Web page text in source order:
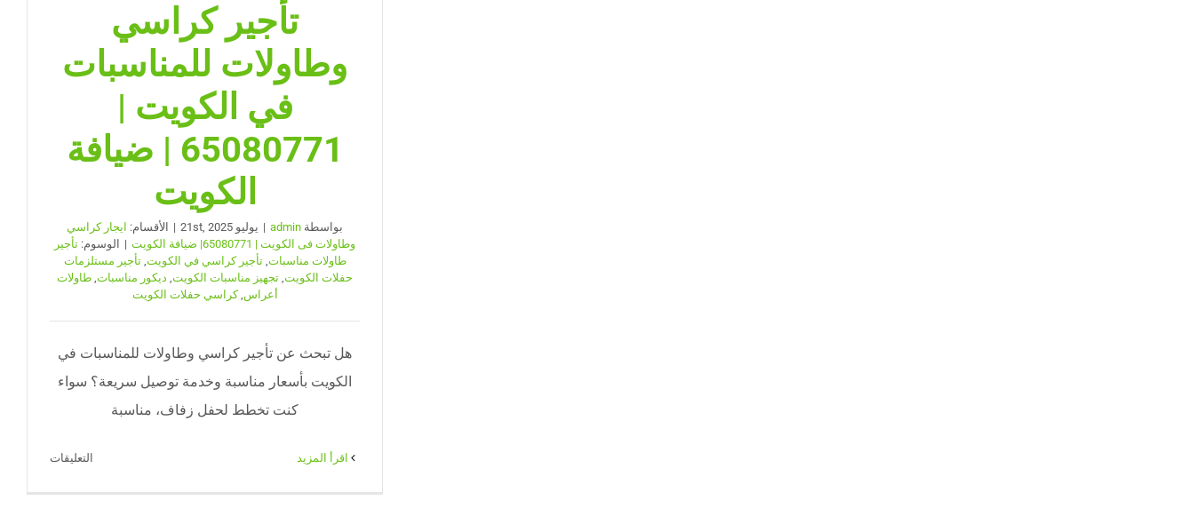
تأجير كراسي
وطاولات للمناسبات
في الكويت |
65080771 | ضيافة
الكويت
بواسطة admin
| يوليو 21st, 2025 | الأقسام: ايجار كراسي
وطاولات فى الكويت | 65080771| ضيافة الكويت
| الوسوم: تأجير
طاولات مناسبات,تأجير كراسي في الكويت,تأجير مستلزمات
حفلات الكويت, تجهيز مناسبات الكويت, ديكور مناسبات, طاولات
أعراس,كراسي حفلات الكويت
هل تبحث عن تأجير كراسي وطاولات للمناسبات في
الكويت بأسعار مناسبة وخدمة توصيل سريعة؟ سواء
كنت تخطط لحفل زفاف، مناسبة
‫اقرأ المزيد التعليقات